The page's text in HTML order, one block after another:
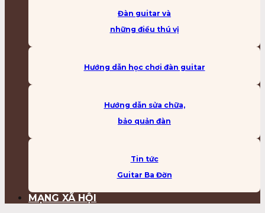
Đàn guitar và
những điều thú vị
Hướng dẫn học chơi đàn guitar
Hướng dẫn sửa chữa,
bảo quản đàn
Tin tức
Guitar Ba Đờn
MẠNG XÃ HỘI